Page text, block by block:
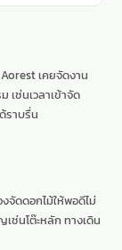
เคยจัดงาน
เช่นเวลาเข้าจัด
ราบรื่น
จัดดอกไม้ให้พอดีไม่
ช่นโต๊ะหลัก ทางเดิน